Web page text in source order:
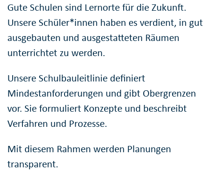
Gute Schulen sind Lernorte für die Zukunft.
Unsere Schüler*innen haben es verdient, in gut
ausgebauten und ausgestatteten Räumen
unterrichtet zu werden.
Unsere Schulbauleitlinie definiert
Mindestanforderungen und gibt Obergrenzen
vor. Sie formuliert Konzepte und beschreibt
Verfahren und Prozesse.
Mit diesem Rahmen werden Planungen
transparent.